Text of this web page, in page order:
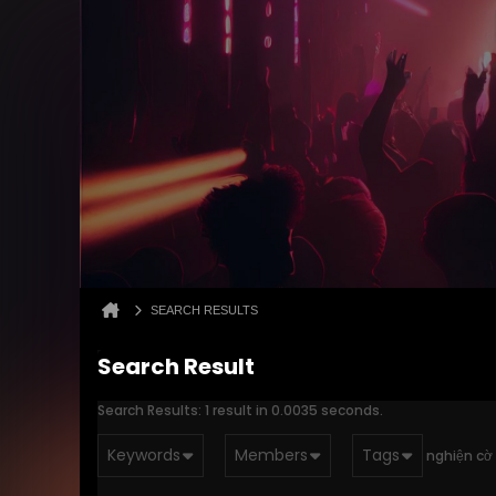
SEARCH RESULTS
Search Result
Search Results: 1 result in 0.0035 seconds.
Keywords Members Tags nghiện cờ